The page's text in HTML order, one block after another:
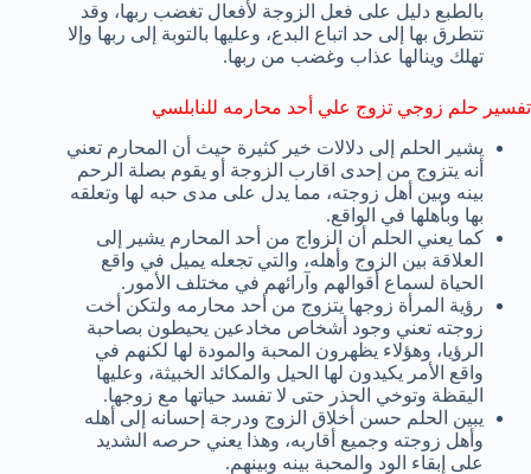
بالطبع دليل على فعل الزوجة لأفعال تغضب ربها، وقد
تتطرق بها إلى حد اتباع البدع، وعليها بالتوبة إلى ربها وإلا
تهلك وينالها عذاب وغضب من ربها.
تفسير حلم زوجي تزوج علي أحد محارمه للنابلسي
يشير الحلم إلى دلالات خير كثيرة حيث أن المحارم تعني
أنه يتزوج من إحدى اقارب الزوجة أو يقوم بصلة الرحم
بينه وبين أهل زوجته، مما يدل على مدى حبه لها وتعلقه
بها وبأهلها في الواقع.
كما يعني الحلم أن الزواج من أحد المحارم يشير إلى
العلاقة بين الزوج وأهله، والتي تجعله يميل في واقع
الحياة لسماع أقوالهم وآرائهم في مختلف الأمور.
رؤية المرأة زوجها يتزوج من أحد محارمه ولتكن أخت
زوجته تعني وجود أشخاص مخادعين يحيطون بصاحبة
الرؤيا، وهؤلاء يظهرون المحبة والمودة لها لكنهم في
واقع الأمر يكيدون لها الحيل والمكائد الخبيثة، وعليها
اليقظة وتوخي الحذر حتى لا تفسد حياتها مع زوجها.
يبين الحلم حسن أخلاق الزوج ودرجة إحسانه إلى أهله
وأهل زوجته وجميع أقاربه، وهذا يعني حرصه الشديد
على إبقاء الود والمحبة بينه وبينهم.